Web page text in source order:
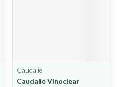
Caudalie
Caudalie Vinoclean